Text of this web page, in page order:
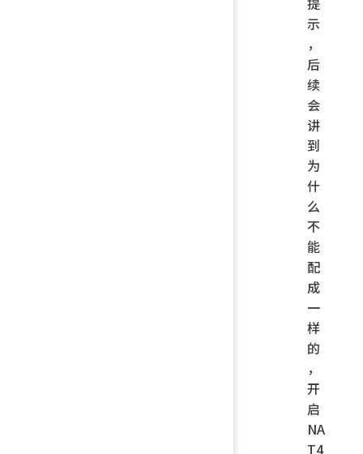
示
，
后
续
会
讲
到
为
什
么
不
能
配
成
一
样
的
，
开
启
NA
T4